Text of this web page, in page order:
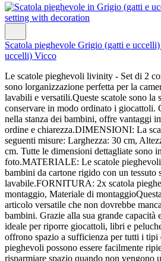
Scatola pieghevole Grigio (gatti e
uccelli) Vicco
Le scatole pieghevoli livinity - Set di 2
sono lorganizzazione perfetta per la
lavabili e versatili.Queste scatole sono la
conservare in modo ordinato i giocattoli.
nella stanza dei bambini, offre vantaggi
ordine e chiarezza.DIMENSIONI: La
seguenti misure: Larghezza: 30 cm,
cm. Tutte le dimensioni dettagliate sono
foto.MATERIALE: Le scatole pieghevoli
bambini da cartone rigido con un tessuto
lavabile.FORNITURA: 2x scatola
montaggio, Materiale di
articolo versatile che non dovrebbe
bambini. Grazie alla sua grande capacità
ideale per riporre giocattoli, libri e
offrono spazio a sufficienza per tutti i
pieghevoli possono essere facilmente
risparmiare spazio quando non vengono